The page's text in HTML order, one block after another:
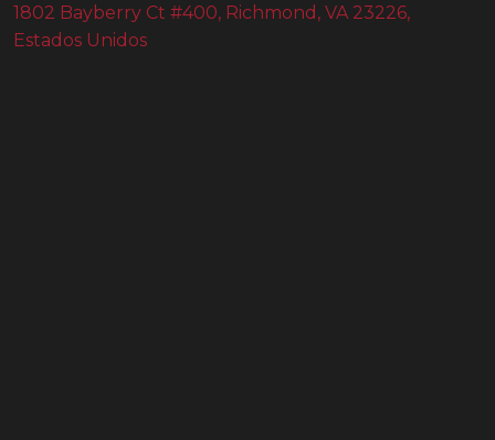
1802 Bayberry Ct #400, Richmond, VA 23226,
Estados Unidos